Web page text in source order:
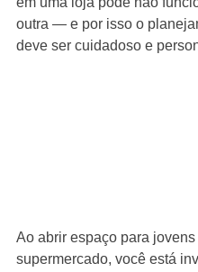
outra — e por isso o
deve ser cuidadoso e
Ao abrir espaço para jovens
supermercado, você está